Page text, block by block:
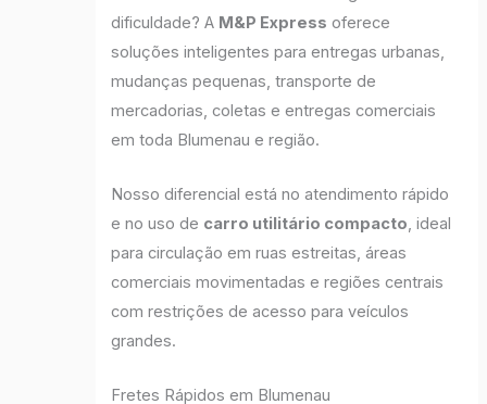
dificuldade? A M&P Express oferece
soluções inteligentes para entregas urbanas,
mudanças pequenas, transporte de
mercadorias, coletas e entregas comerciais
em toda Blumenau e região.
Nosso diferencial está no atendimento rápido
e no uso de carro utilitário compacto, ideal
para circulação em ruas estreitas, áreas
comerciais movimentadas e regiões centrais
com restrições de acesso para veículos
grandes.
Fretes Rápidos em Blumenau